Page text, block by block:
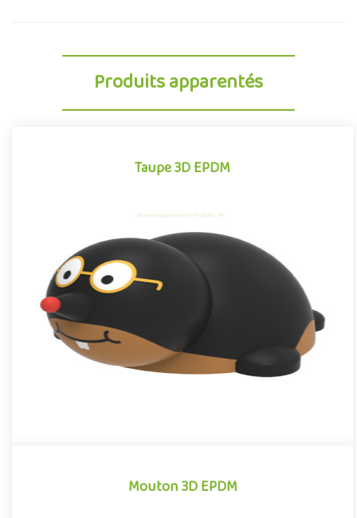
Produits apparentés
Taupe 3D EPDM
Taupe 3D EPDM
Module 3D pour aires de jeux extérieurs inspiré des univers des
dessins animés et des bandes dessinées, la Taupe EPDM se
Mouton 3D EPDM